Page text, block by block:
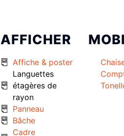
AFFICHER
Affiche & poster
Languettes
étagères de
rayon
Panneau
Bâche
Cadre